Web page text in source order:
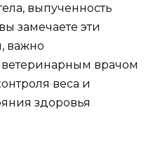
выпученность
замечаете эти
важно
ветеринарным врачом
веса и
здоровья